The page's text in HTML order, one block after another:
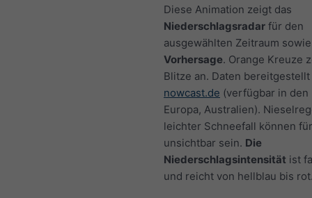
Diese Animation zeigt das
Niederschlagsradar für den
ausgewählten Zeitraum
Vorhersage. Orange Kreuze
Blitze an. Daten
nowcast.de (verfügbar in den
Europa, Australien).
leichter Schneefall können
unsichtbar sein. Die
Niederschlagsintensität ist
und reicht von hellblau bis